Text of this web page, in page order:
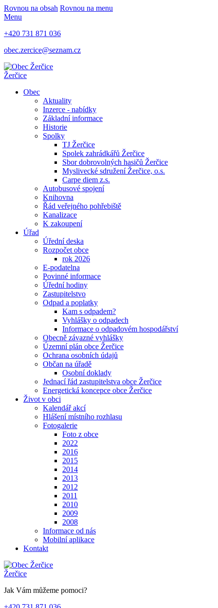
Rovnou na obsah Rovnou na menu
Menu
+420 731 871 036
obec.zercice@seznam.cz
Žerčice
Obec
Aktuality
Inzerce - nabídky
Základní informace
Historie
Spolky
TJ Žerčice
Spolek zahrádkářů Žerčice
Sbor dobrovolných hasičů Žerčice
Myslivecké sdružení Žerčice, o.s.
Carpe diem z.s.
Autobusové spojení
Knihovna
Řád veřejného pohřebiště
Kanalizace
K zakoupení
Úřad
Úřední deska
Rozpočet obce
rok 2026
E-podatelna
Povinné informace
Úřední hodiny
Zastupitelstvo
Odpad a poplatky
Kam s odpadem?
Vyhlášky o odpadech
Informace o odpadovém hospodářství
Obecně závazné vyhlášky
Územní plán obce Žerčice
Ochrana osobních údajů
Občan na úřadě
Osobní doklady
Jednací řád zastupitelstva obce Žerčice
Energetická koncepce obce Žerčice
Život v obci
Kalendář akcí
Hlášení místního rozhlasu
Fotogalerie
Foto z obce
2022
2016
2015
2014
2013
2012
2011
2010
2009
2008
Informace od nás
Mobilní aplikace
Kontakt
Žerčice
Jak Vám můžeme pomoci?